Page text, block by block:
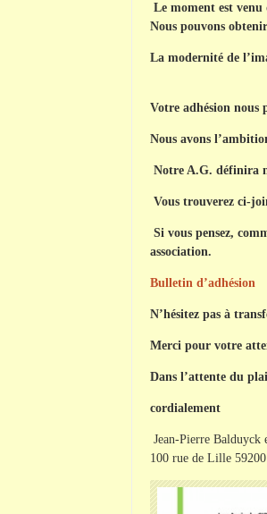
Le moment est venu
Nous pouvons
La modernité de
Votre adhésion nous
Nous avons
Notre A.G. définira
Vous trouverez ci-
Si vous pensez,
association.
Bulletin d’adhésion
N’hésitez pas à
Merci pour votre
Dans l’attente du
cordialement
Jean-Pierre Balduyck
100 rue de Lille